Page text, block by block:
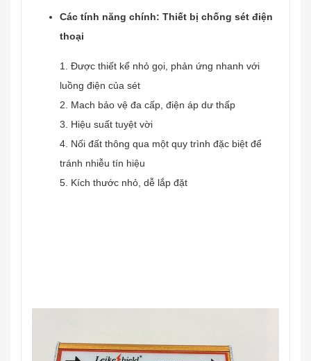
Các tính năng chính: Thiết bị chống sét điện
thoại
1. Được thiết kể nhỏ gọi, phản ứng nhanh với
luồng điện của sét
2. Mach bảo vệ đa cấp, điện áp dư thấp
3. Hiệu suất tuyệt vời
4. Nối đất thông qua một quy trình đặc biệt để
tránh nhiễu tín hiệu
5. Kích thước nhỏ, dễ lắp đặt